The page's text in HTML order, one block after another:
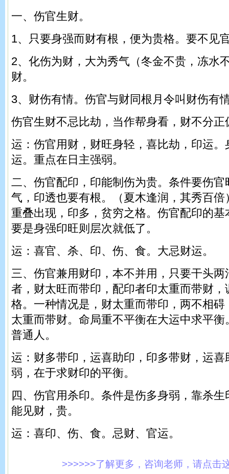
一、伤官生财。
1、只要身强而财有根，便为贵格。要不见
2、化伤为财，大为秀气（冬金不贵，冻水
财。
3、财伤有情。伤官与财同根月令叫财伤有
伤官生财不忌比劫，当作帮身看，财不分正
运：伤官用财，财旺身轻，喜比劫，印运
运。重点在日主强弱。
二、伤官配印，印能制伤为贵。条件要伤
气，印透也要有根。（夏木逢润，其秀百
重叠出现，印多，贫穷之格。伤官配印的
要是身强印旺则层次就低了。
运：喜官、杀、印、伤、食。大忌财运。
三、伤官兼用财印，本不并用，只要干头
者，财太旺而带印，配印者印太重而带财
格。一种情况是，财太重而带印，两不相
太重而带财。命局重不平衡在大运中求平
普通人。
运：财多带印，运喜助印，印多带财，运
弱，在于求财印的平衡。
四、伤官用杀印。条件是伤多身弱，靠杀
能见财，贵。
运：喜印、伤、食。忌财、官运。
>>>>>>了解更多，咨询老师，请点击